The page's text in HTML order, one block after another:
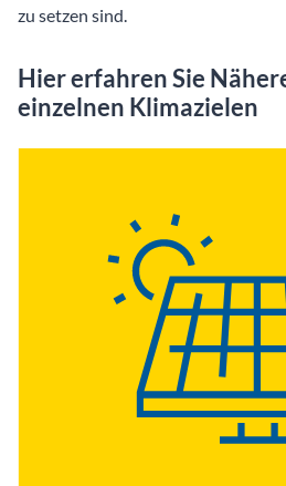
zu setzen sind.
Hier erfahren Sie
einzelnen Klimazielen